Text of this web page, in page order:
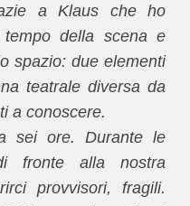
a Klaus che ho
tempo della scena e
spazio: due elementi
teatrale diversa da
a conoscere.
sei ore. Durante le
fronte alla nostra
provvisori, fragili.